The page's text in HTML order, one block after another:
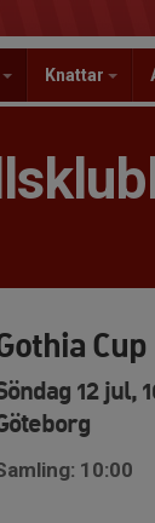
Knattar
Cup
12 jul,
10:00